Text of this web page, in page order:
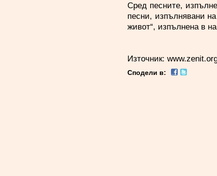
Сред песните,
песни, изпълнявани
живот“, изпълнена в
Източник:
Сподели в: